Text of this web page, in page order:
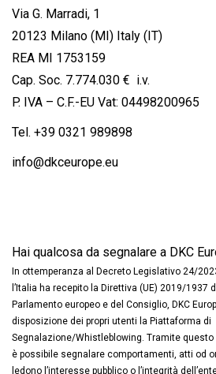
Via G. Marradi, 1
20123 Milano (MI) Italy (IT)
REA MI 1753159
Cap. Soc. 7.774.030 € i.v.
P. IVA – C.F.-EU Vat: 04498200965
Tel. +39 0321 989898
info@dkceurope.eu
Hai qualcosa da segnalare a DKC
In ottemperanza al Decreto Legislativo 24/
l’Italia ha recepito la Direttiva (UE) 2019/1937
Parlamento europeo e del Consiglio, DKC
disposizione dei propri utenti la Piattaforma di
Segnalazione/Whistleblowing. Tramite
è possibile segnalare comportamenti, atti od
ledono l’interesse pubblico o l’integrità